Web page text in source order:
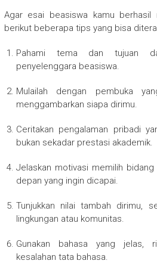
Agar esai beasiswa kamu
berikut beberapa tips yang bisa
Pahami tema dan tujuan
penyelenggara beasiswa.
Mulailah dengan pembuka
menggambarkan siapa dirimu.
Ceritakan pengalaman pribadi
bukan sekadar prestasi akademik.
Jelaskan motivasi memilih
depan yang ingin dicapai.
Tunjukkan nilai tambah dirimu,
lingkungan atau komunitas.
Gunakan bahasa yang jelas,
kesalahan tata bahasa.